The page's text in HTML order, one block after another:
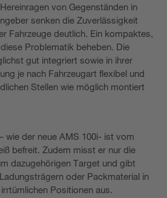
von Gegenständen in
senken die Zuverlässigkeit
Fahrzeuge deutlich. Ein kompaktes,
Problematik beheben. Die
gut integriert sowie in ihrer
je nach Fahrzeugart flexibel und
Stellen wie möglich montiert
wie der neue AMS 100i- ist vom
befreit. Zudem misst er nur die
dazugehörigen Target und gibt
oder Packmaterial in
Positionen aus.